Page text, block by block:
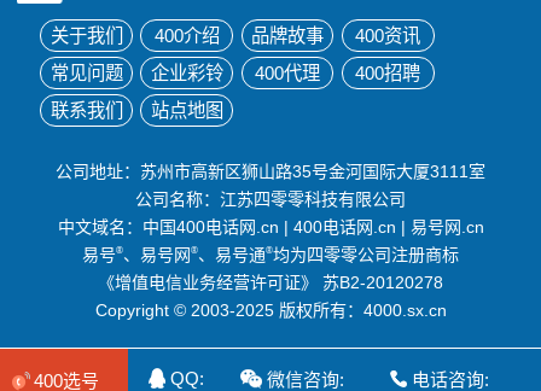
关于我们 400介绍 品牌故事
400资讯
常见问题
企业彩铃 400代理
400招聘
联系我们
站点地图
公司地址：苏州市高新区狮山路35号金河国际大厦3111室
公司名称：江苏四零零科技有限公司
中文域名： 中国400电话网.cn | 400电话网.cn | 易号网.cn
易号®、易号网®、易号通®均为四零零公司注册商标
《增值电信业务经营许可证》
苏B2-20120278
Copyright © 2003-2025 版权所有：4000.sx.cn
400选号 QQ: 微信咨询: 电话咨询: